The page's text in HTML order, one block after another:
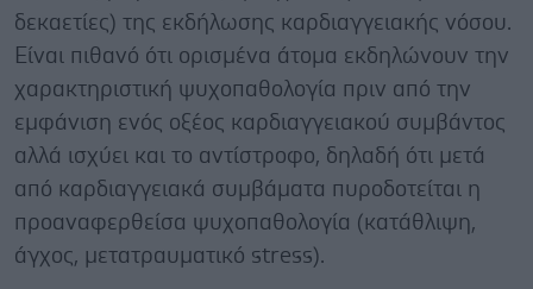
δεκαετίες) της εκδήλωσης καρδιαγγειακής νόσου.
Είναι πιθανό ότι ορισμένα άτομα εκδηλώνουν την
χαρακτηριστική ψυχοπαθολογία πριν από την
εμφάνιση ενός οξέος καρδιαγγειακού συμβάντος
αλλά ισχύει και το αντίστροφο, δηλαδή ότι μετά
από καρδιαγγειακά συμβάματα πυροδοτείται η
προαναφερθείσα ψυχοπαθολογία (κατάθλιψη,
άγχος, μετατραυματικό stress).